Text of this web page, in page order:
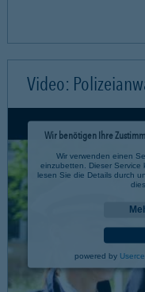
Video:
Wir benötigen Ihre
Wir verwenden einen
einzubetten. Dieser Service
lesen Sie die Details durch
powered by